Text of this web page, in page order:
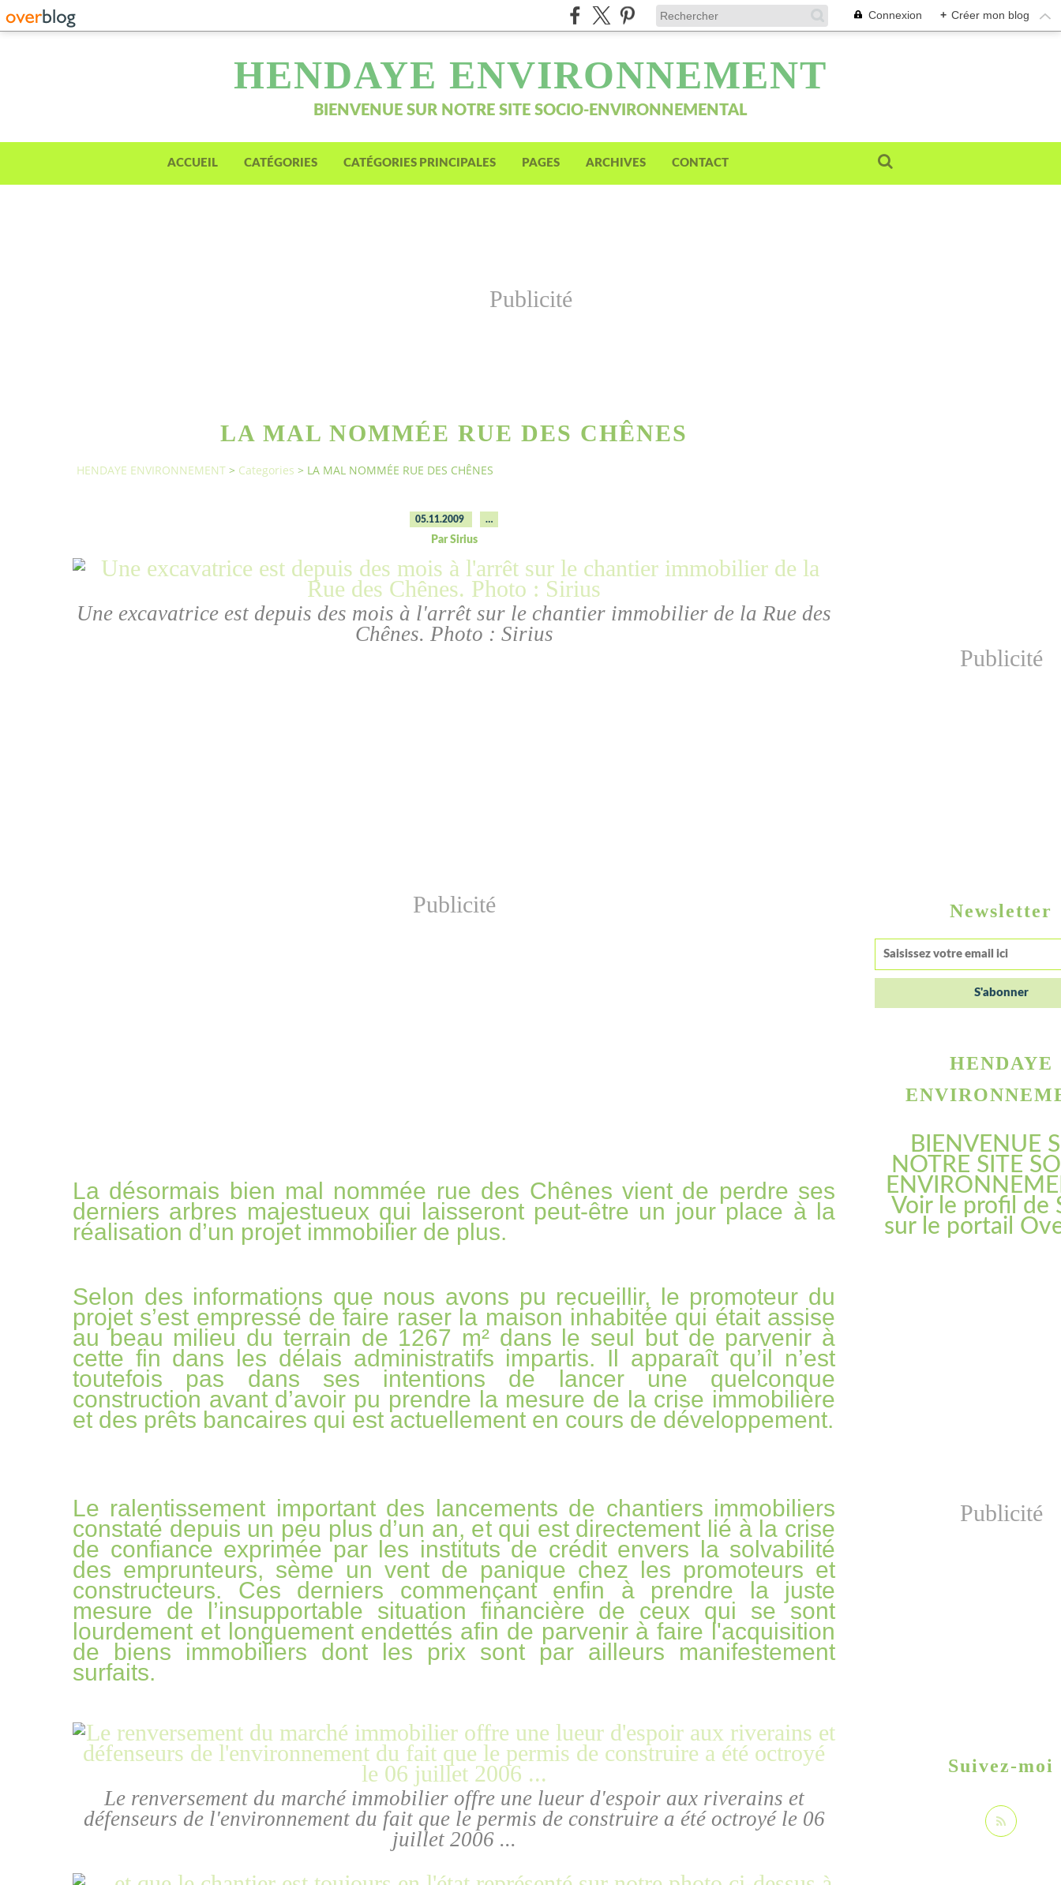
Connexion + Créer mon blog
HENDAYE ENVIRONNEMENT
BIENVENUE SUR NOTRE SITE SOCIO-ENVIRONNEMENTAL
ACCUEIL CATÉGORIES CATÉGORIES PRINCIPALES PAGES ARCHIVES CONTACT
Publicité
LA MAL NOMMÉE RUE DES CHÊNES
HENDAYE ENVIRONNEMENT > Categories > LA MAL NOMMÉE RUE DES CHÊNES
05.11.2009 …
Par Sirius
Une excavatrice est depuis des mois à l'arrêt sur le chantier immobilier de la Rue des
Chênes. Photo : Sirius
Publicité
La désormais bien mal nommée rue des Chênes vient de perdre ses
derniers arbres majestueux qui laisseront peut-être un jour place à la
réalisation d’un projet immobilier de plus.
Selon des informations que nous avons pu recueillir, le promoteur du
projet s’est empressé de faire raser la maison inhabitée qui était assise
au beau milieu du terrain de 1267 m² dans le seul but de parvenir à
cette fin dans les délais administratifs impartis. Il apparaît qu’il n’est
toutefois pas dans ses intentions de lancer une quelconque
construction avant d’avoir pu prendre la mesure de la crise immobilière
et des prêts bancaires qui est actuellement en cours de développement.
Le ralentissement important des lancements de chantiers immobiliers
constaté depuis un peu plus d’un an, et qui est directement lié à la crise
de confiance exprimée par les instituts de crédit envers la solvabilité
des emprunteurs, sème un vent de panique chez les promoteurs et
constructeurs. Ces derniers commençant enfin à prendre la juste
mesure de l’insupportable situation financière de ceux qui se sont
lourdement et longuement endettés afin de parvenir à faire l'acquisition
de biens immobiliers dont les prix sont par ailleurs manifestement
surfaits.
Le renversement du marché immobilier offre une lueur d'espoir aux riverains et
défenseurs de l'environnement du fait que le permis de construire a été octroyé le 06
juillet 2006 ...
Newsletter
Publicité
HENDAYE
BIENVENUE
NOTRE SITE
Voir le profil de
sur le portail
Suivez-moi
Publicité